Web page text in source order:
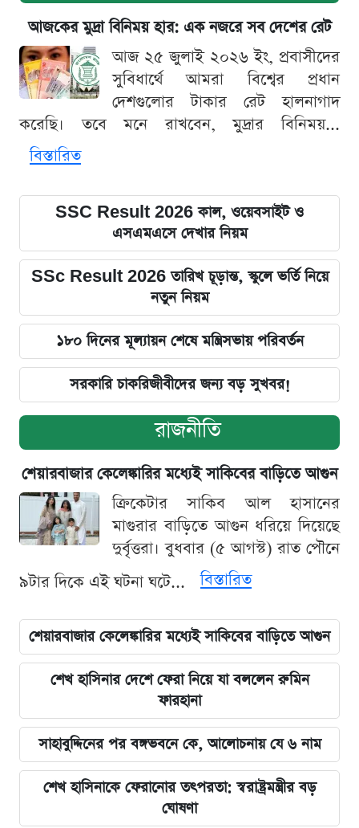
আজকের মুদ্রা বিনিময় হার: এক নজরে সব দেশের রেট
আজ ২৫ জুলাই ২০২৬ ইং, প্রবাসীদের
সুবিধার্থে আমরা বিশ্বের প্রধান
দেশগুলোর টাকার রেট হালনাগাদ
করেছি। তবে মনে রাখবেন, মুদ্রার বিনিময়...
বিস্তারিত
SSC Result 2026 কাল, ওয়েবসাইট ও
এসএমএসে দেখার নিয়ম
SSc Result 2026 তারিখ চূড়ান্ত, স্কুলে ভর্তি নিয়ে
নতুন নিয়ম
১৮০ দিনের মূল্যায়ন শেষে মন্ত্রিসভায় পরিবর্তন
সরকারি চাকরিজীবীদের জন্য বড় সুখবর!
রাজনীতি
শেয়ারবাজার কেলেঙ্কারির মধ্যেই সাকিবের বাড়িতে আগুন
ক্রিকেটার সাকিব আল হাসানের
মাগুরার বাড়িতে আগুন ধরিয়ে দিয়েছে
দুর্বৃত্তরা। বুধবার (৫ আগস্ট) রাত পৌনে
৯টার দিকে এই ঘটনা ঘটে...
বিস্তারিত
শেয়ারবাজার কেলেঙ্কারির মধ্যেই সাকিবের বাড়িতে আগুন
শেখ হাসিনার দেশে ফেরা নিয়ে যা বললেন রুমিন
ফারহানা
সাহাবুদ্দিনের পর বঙ্গভবনে কে, আলোচনায় যে ৬ নাম
শেখ হাসিনাকে ফেরানোর তৎপরতা: স্বরাষ্ট্রমন্ত্রীর বড়
ঘোষণা